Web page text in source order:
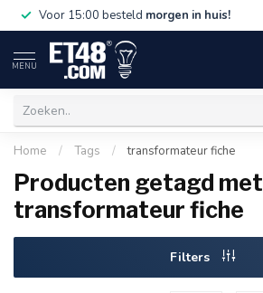
Voor 15:00 besteld morgen in huis!
MENU
Home / Tags / transformateur fiche
Producten getagd met
transformateur fiche
Filters